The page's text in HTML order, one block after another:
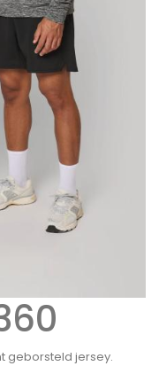
geborsteld jersey.